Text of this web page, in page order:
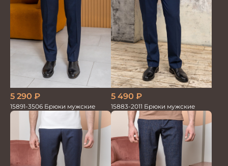
5 290 ₽
15891-3506 Брюки мужские
5 490 ₽
15883-2011 Брюки мужские